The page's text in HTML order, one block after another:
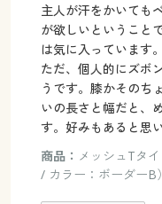
主人が汗をかいても
が欲しいということ
は気に入っています。
ただ、個人的にズボ
うです。膝かそのち
いの長さと幅だと、
す。好みもあると思
商品： メッシュTタ
/ カラー：ボーダーB）